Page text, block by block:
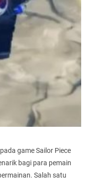
game Sailor Piece
bagi para pemain
Salah satu